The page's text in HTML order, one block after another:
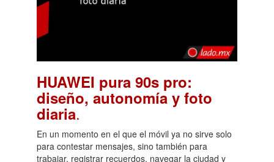
HUAWEI pura 90s pro:
diseño, autonomía y foto
diaria.
En un momento en el que el móvil ya no sirve solo
para contestar mensajes, sino también para
trabajar, registrar recuerdos, navegar la ciudad y